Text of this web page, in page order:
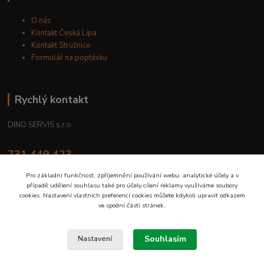
O nás
Kontakt Česká Lípa
Kontakt Stružnice
Formulář na poptávku
Rychlý kontakt
DINO SERVIS s.r.o.
731 449 423
prodejna@dinoservis.cz
Pro základní funkčnost, zpříjemnění používání webu, analytické účely a v
případě udělení souhlasu také pro účely cílení reklamy využíváme soubory
cookies. Nastavení vlastních preferencí cookies můžete kdykoli upravit odkazem
ve spodní části stránek.
Nastavení Souhlasím